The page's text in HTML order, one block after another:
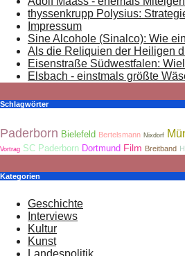
thyssenkrupp Polysius:
Impressum
Sine Alcohole (Sinalco): Wie
Als die Reliquien der Heiligen
Eisenstraße Südwestfalen:
Elsbach - einstmals größte
Schlagwörter
Paderborn Bielefeld Bertelsmann Nixdorf
Vortrag SC Paderborn Dortmund Film Breitband
Kategorien
Geschichte
Interviews
Kultur
Kunst
Landespolitik